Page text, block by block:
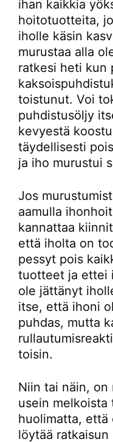
ihan kaikkia
hoitotuotteita,
iholle käsin
murustaa alla
ratkesi heti kun
toistunut. Voi
puhdistusöljy
kevyestä
täydellisesti
ja iho murustui
Jos
aamulla
kannattaa
että iholta on
pessyt pois
tuotteet ja ettei
ole jättänyt
itse, että ihoni
puhdas, mutta
toisin.
Niin tai näin, on
usein melkoista
huolimatta, että
löytää